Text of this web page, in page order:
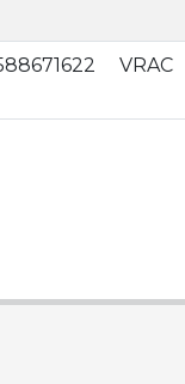
VRAC